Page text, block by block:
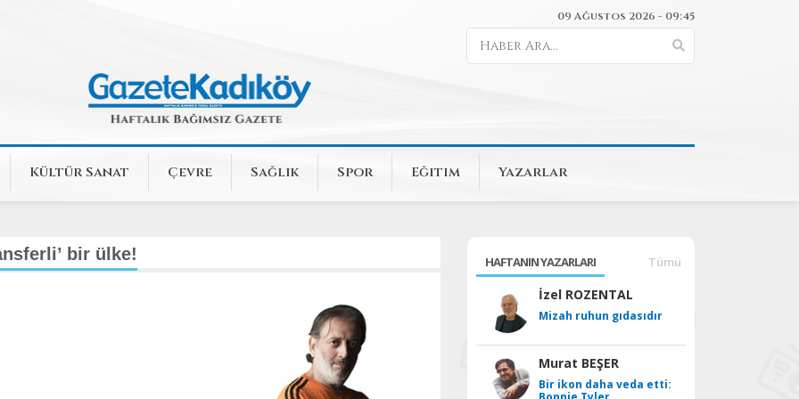
09 Ağustos 2026 - 09:45
Kültür Sanat Çevre Sağlık Spor Eğitim Yazarlar
bir ülke! HAFTANIN YAZARLARI Tümü
İzel ROZENTAL
Mizah ruhun gıdasıdır
Murat BEŞER
Bir ikon daha veda etti: